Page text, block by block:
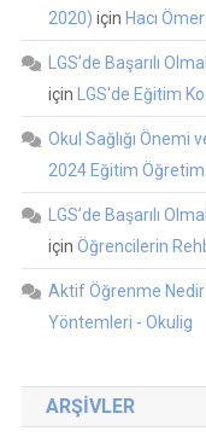
2020) için Hacı
LGS’de Başarılı
için
LGS'de Eğitim
Okul Sağlığı Önemi
2024 Eğitim Öğretim
LGS’de Başarılı
için Öğrencilerin
Aktif Öğrenme
Yöntemleri - Okulig
ARŞIVLER